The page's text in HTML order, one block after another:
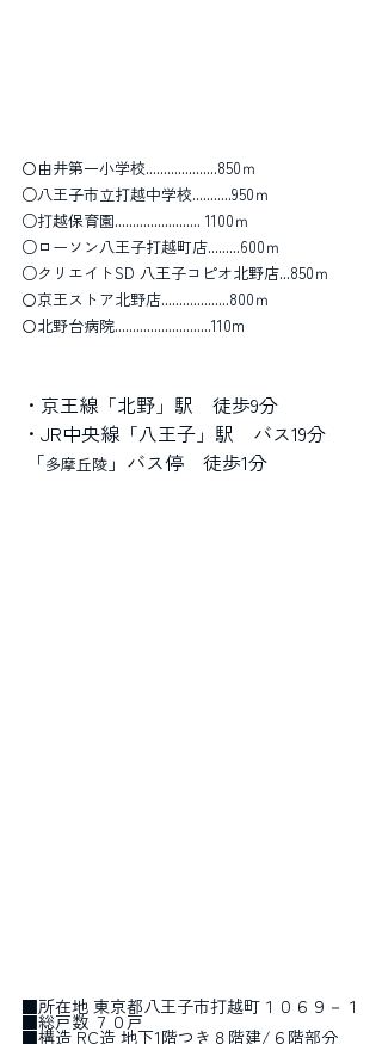
〇由井第一小学校....................850ｍ
○八王子市立打越中学校...........950ｍ
○打越保育園........................ 1100ｍ
○ローソン八王子打越町店.........600ｍ
○クリエイトSD 八王子コピオ北野店...850ｍ
〇京王ストア北野店...................800ｍ
〇北野台病院...........................110m
・京王線「北野」駅　徒歩9分
・JR中央線「八王子」駅　バス19分
「多摩丘陵 」バス停　徒歩1分
■所在地 東京都八王子市打越町１０６９－１
■総戸数 ７０戸
■構造 RC造 地下1階つき８階建/６階部分